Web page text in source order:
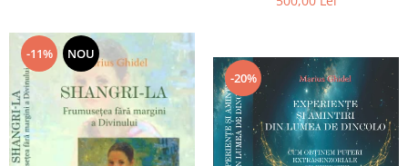
Marius Ghidel
-11% NOU
-20%